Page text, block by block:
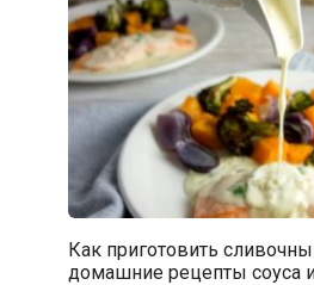
Как приготовить
домашние рецепты соуса